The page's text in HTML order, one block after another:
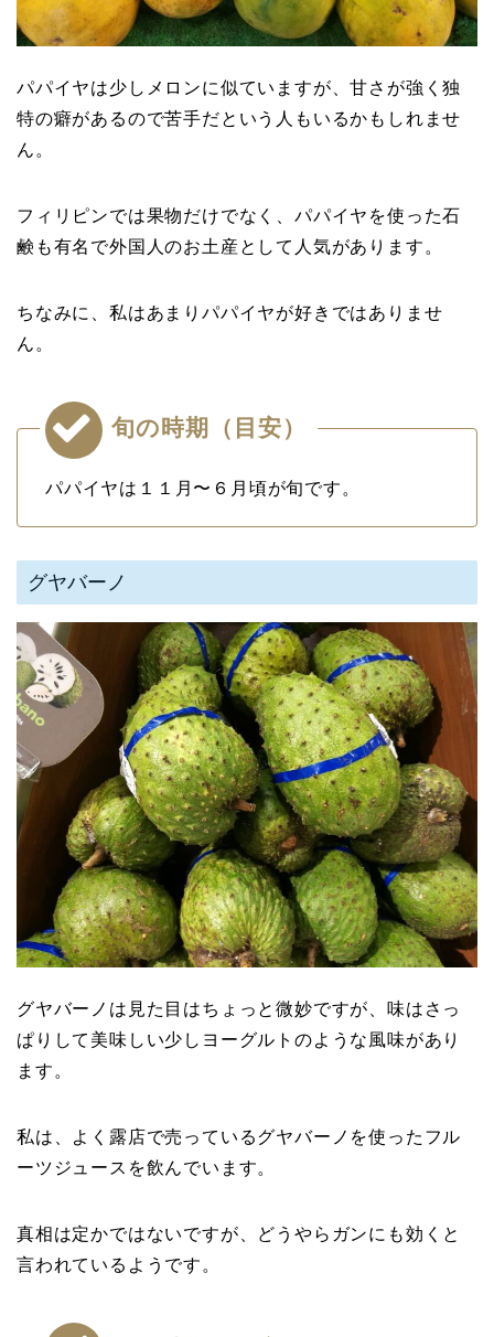
パパイヤは少しメロンに似ていますが、甘さが強く独
特の癖があるので苦手だという人もいるかもしれませ
ん。
フィリピンでは果物だけでなく、パパイヤを使った石
鹸も有名で外国人のお土産として人気があります。
ちなみに、私はあまりパパイヤが好きではありませ
ん。
旬の時期（目安）
パパイヤは１１月〜６月頃が旬です。
グヤバーノ
グヤバーノは見た目はちょっと微妙ですが、味はさっ
ぱりして美味しい少しヨーグルトのような風味があり
ます。
私は、よく露店で売っているグヤバーノを使ったフル
ーツジュースを飲んでいます。
真相は定かではないですが、どうやらガンにも効くと
言われているようです。